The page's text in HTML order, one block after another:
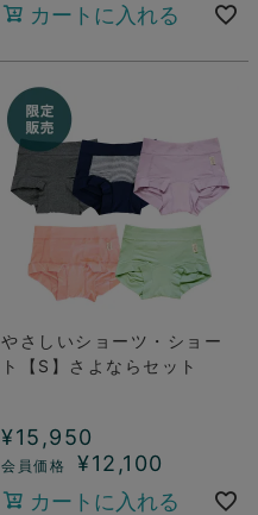
カートに入れる
やさしいショーツ・ショー
ト【S】さよならセット
¥15,950
¥12,100
カートに入れる